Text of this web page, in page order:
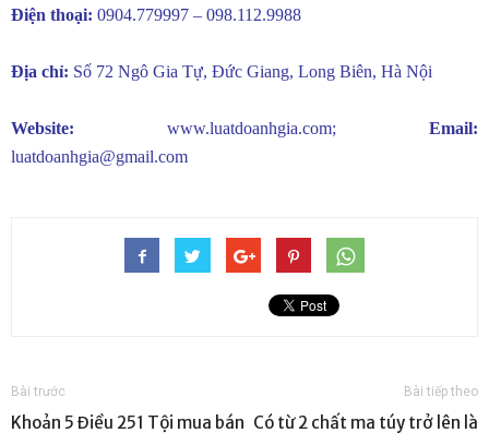
Điện thoại: 0904.779997 – 098.112.9988
Địa chỉ: Số 72 Ngô Gia Tự, Đức Giang, Long Biên, Hà Nội
Website: www.luatdoanhgia.com; Email:
luatdoanhgia@gmail.com
Bài trước
Khoản 5 Điều 251 Tội mua bán
Bài tiếp theo
Có từ 2 chất ma túy trở lên là